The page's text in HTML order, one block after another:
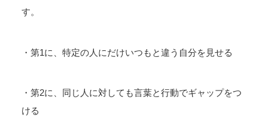
す。
・第1に、特定の人にだけいつもと違う自分を見せる
・第2に、同じ人に対しても言葉と行動でギャップをつ
ける